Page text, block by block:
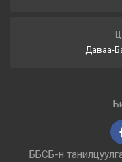
Даваа-
ББСБ-н